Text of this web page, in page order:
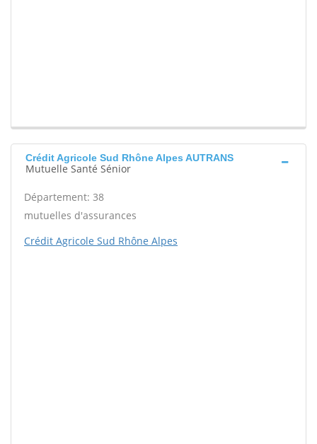
Crédit Agricole Sud Rhône Alpes AUTRANS
Mutuelle Santé Sénior
Département: 38
mutuelles d'assurances
Crédit Agricole Sud Rhône Alpes